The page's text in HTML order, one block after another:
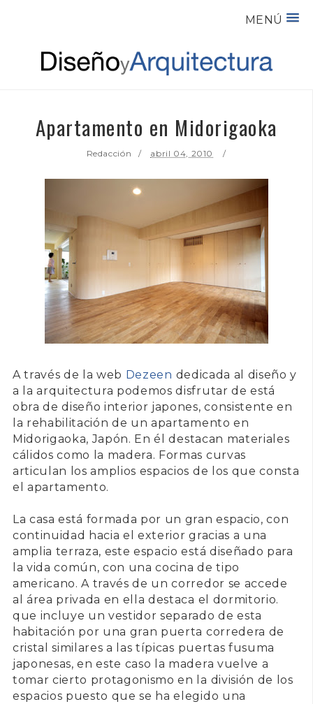
MENÚ
Apartamento en Midorigaoka
Redacción abril 04, 2010
A través de la web Dezeen dedicada al diseño y
a la arquitectura podemos disfrutar de está
obra de diseño interior japones, consistente en
la rehabilitación de un apartamento en
Midorigaoka, Japón. En él destacan materiales
cálidos como la madera. Formas curvas
articulan los amplios espacios de los que consta
el apartamento.
La casa está formada por un gran espacio, con
continuidad hacia el exterior gracias a una
amplia terraza, este espacio está diseñado para
la vida común, con una cocina de tipo
americano. A través de un corredor se accede
al área privada en ella destaca el dormitorio.
que incluye un vestidor separado de esta
habitación por una gran puerta corredera de
cristal similares a las típicas puertas fusuma
japonesas, en este caso la madera vuelve a
tomar cierto protagonismo en la división de los
espacios puesto que se ha elegido una